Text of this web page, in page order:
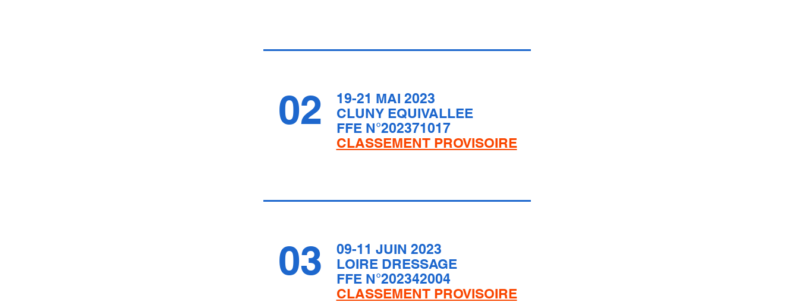
02
19-21 MAI 2023
CLUNY EQUIVALLEE
FFE N°202371017
CLASSEMENT PROVISOIRE
03
09-11 JUIN 2023
LOIRE DRESSAGE
FFE N°202342004
CLASSEMENT PROVISOIRE